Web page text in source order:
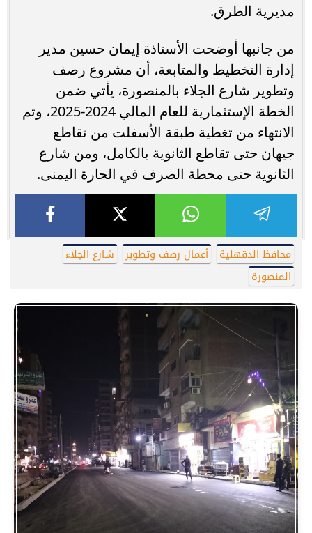
مديرية الطرق.
من جانبها أوضحت الأستاذة إيمان حسين مدير
إدارة التخطيط والمتابعة، أن مشروع رصف
وتطوير شارع الجلاء بالمنصورة، يأتي ضمن
الخطة الإستثمارية للعام المالي 2024-2025، وتم
الانتهاء من تغطية طبقة الأسفلت من تقاطع
جيهان حتى تقاطع الثانوية بالكامل، ومن شارع
الثانوية حتى محطة الصرف في الحارة اليمنى.
محافظ الدقهلية أعمال رصف وتطوير
شارع الجلاء
المنصورة